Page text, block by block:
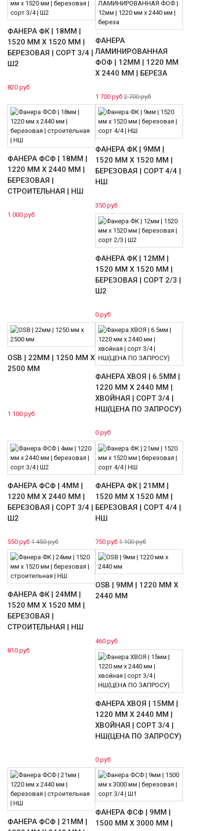
ФАНЕРА ФК | 18ММ |
1520 ММ Х 1520 ММ |
БЕРЕЗОВАЯ | СОРТ 3/4 |
Ш2
820 руб
ФАНЕРА
ЛАМИНИРОВАННАЯ
ФОФ | 12ММ | 1220 ММ
Х 2440 ММ | БЕРЕЗА
1 700 руб 2 700 руб
ФАНЕРА ФСФ | 18ММ |
1220 ММ Х 2440 ММ |
БЕРЕЗОВАЯ |
СТРОИТЕЛЬНАЯ | НШ
1 000 руб
ФАНЕРА ФК | 9ММ |
1520 ММ Х 1520 ММ |
БЕРЕЗОВАЯ | СОРТ 4/4 |
НШ
350 руб
ФАНЕРА ФК | 12ММ |
1520 ММ Х 1520 ММ |
БЕРЕЗОВАЯ | СОРТ 2/3 |
Ш2
0 руб
OSB | 22ММ | 1250 ММ Х
2500 ММ
1 100 руб
ФАНЕРА ХВОЯ | 6.5ММ |
1220 ММ Х 2440 ММ |
ХВОЙНАЯ | СОРТ 3/4 |
НШ(ЦЕНА ПО ЗАПРОСУ)
0 руб
ФАНЕРА ФСФ | 4ММ |
1220 ММ Х 2440 ММ |
БЕРЕЗОВАЯ | СОРТ 3/4 |
Ш2
550 руб 1 450 руб
ФАНЕРА ФК | 21ММ |
1520 ММ Х 1520 ММ |
БЕРЕЗОВАЯ | СОРТ 4/4 |
НШ
750 руб 1 100 руб
ФАНЕРА ФК | 24ММ |
1520 ММ Х 1520 ММ |
БЕРЕЗОВАЯ |
СТРОИТЕЛЬНАЯ | НШ
810 руб
OSB | 9ММ | 1220 ММ Х
2440 ММ
460 руб
ФАНЕРА ХВОЯ | 15ММ |
1220 ММ Х 2440 ММ |
ХВОЙНАЯ | СОРТ 3/4 |
НШ(ЦЕНА ПО ЗАПРОСУ)
0 руб
ФАНЕРА ФСФ | 21ММ |
ФАНЕРА ФСФ | 9ММ |
1500 ММ Х 3000 ММ |